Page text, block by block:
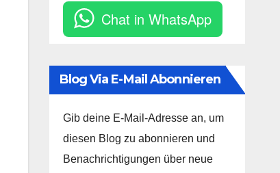
Chat in WhatsApp
Blog Via E-Mail Abonnieren
Gib deine E-Mail-Adresse an, um
diesen Blog zu abonnieren und
Benachrichtigungen über neue